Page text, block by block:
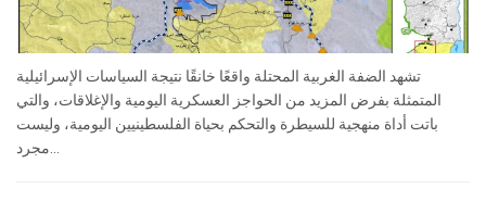
تشهد الضفة الغربية المحتلة واقعًا خانقًا نتيجة السياسات الإسرائيلية
المتمثلة بفرض المزيد من الحواجز العسكرية اليومية والإغلاقات، والتي
باتت أداة منهجية للسيطرة والتحكم بحياة الفلسطينيين اليومية، وليست
مجرد...